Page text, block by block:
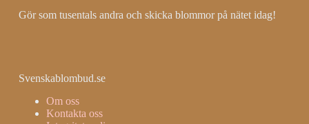
Gör som tusentals andra och skicka blommor på nätet idag!
Svenskablombud.se
Om oss
Kontakta oss